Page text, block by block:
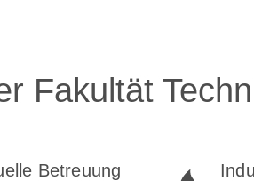
Fakultät
Betreuung